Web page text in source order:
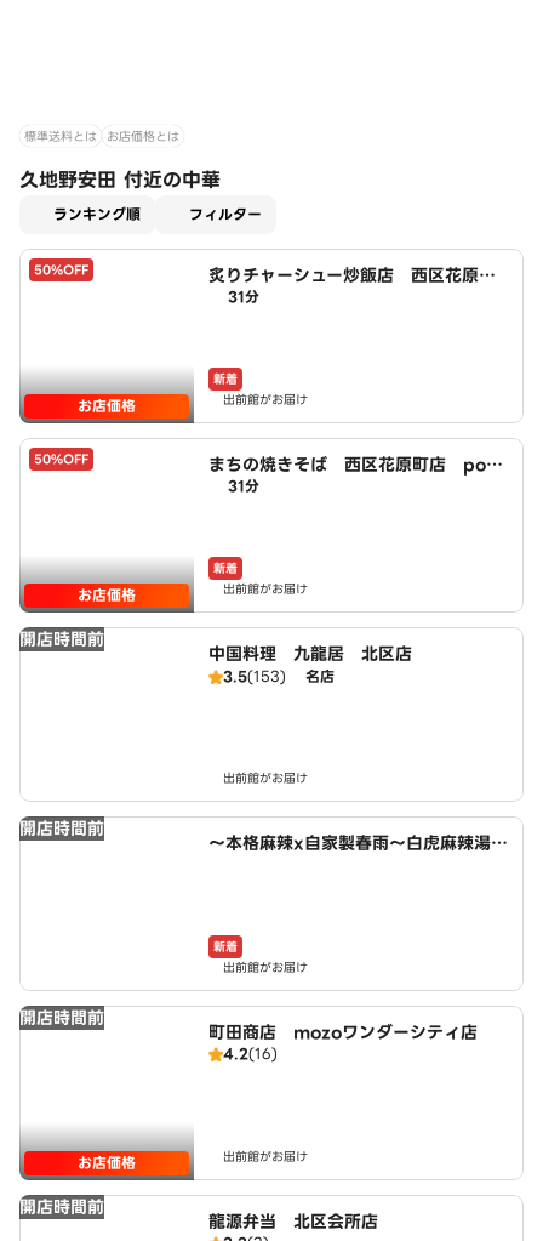
標準送料とは お店価格とは
久地野安田 付近の中華
ランキング順 フィルター
50%OFF
お店価格
炙りチャーシュー炒飯店 西区花原町
店 powered by LAWSON
31分
新着
出前館がお届け
50%OFF
お店価格
まちの焼きそば 西区花原町店 pow
ered by LAWSON
31分
新着
出前館がお届け
開店時間前
中国料理 九龍居 北区店
3.5(153) 名店
出前館がお届け
開店時間前
～本格麻辣x自家製春雨～白虎麻辣湯
新着
出前館がお届け
開店時間前
お店価格
町田商店 mozoワンダーシティ店
4.2(16)
出前館がお届け
開店時間前
龍源弁当 北区会所店